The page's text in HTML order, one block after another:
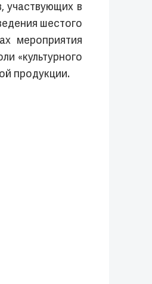
участвующих в
шестого
мероприятия
«культурного
продукции.